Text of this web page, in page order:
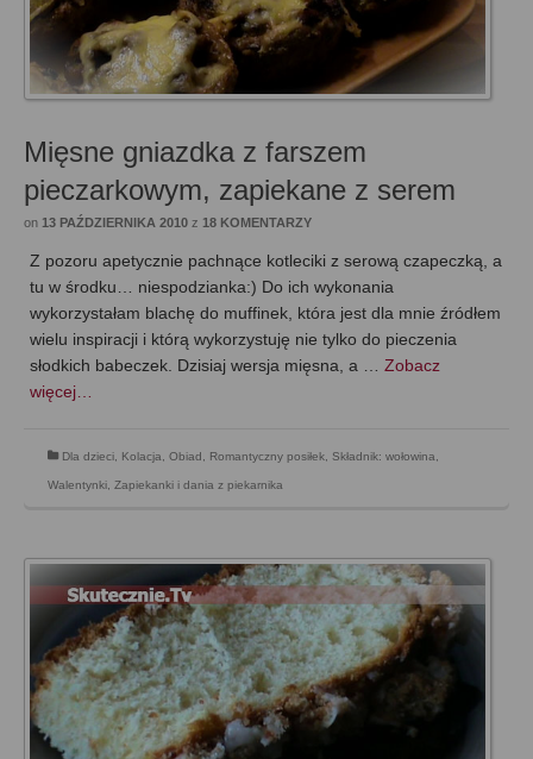
Mięsne gniazdka z farszem
pieczarkowym, zapiekane z serem
on 13 PAŹDZIERNIKA 2010 z 18 KOMENTARZY
Z pozoru apetycznie pachnące kotleciki z serową czapeczką, a
tu w środku… niespodzianka:) Do ich wykonania
wykorzystałam blachę do muffinek, która jest dla mnie źródłem
wielu inspiracji i którą wykorzystuję nie tylko do pieczenia
słodkich babeczek. Dzisiaj wersja mięsna, a … Zobacz
więcej…
Dla dzieci Kolacja Obiad Romantyczny posiłek Składnik: wołowina
Walentynki Zapiekanki i dania z piekarnika